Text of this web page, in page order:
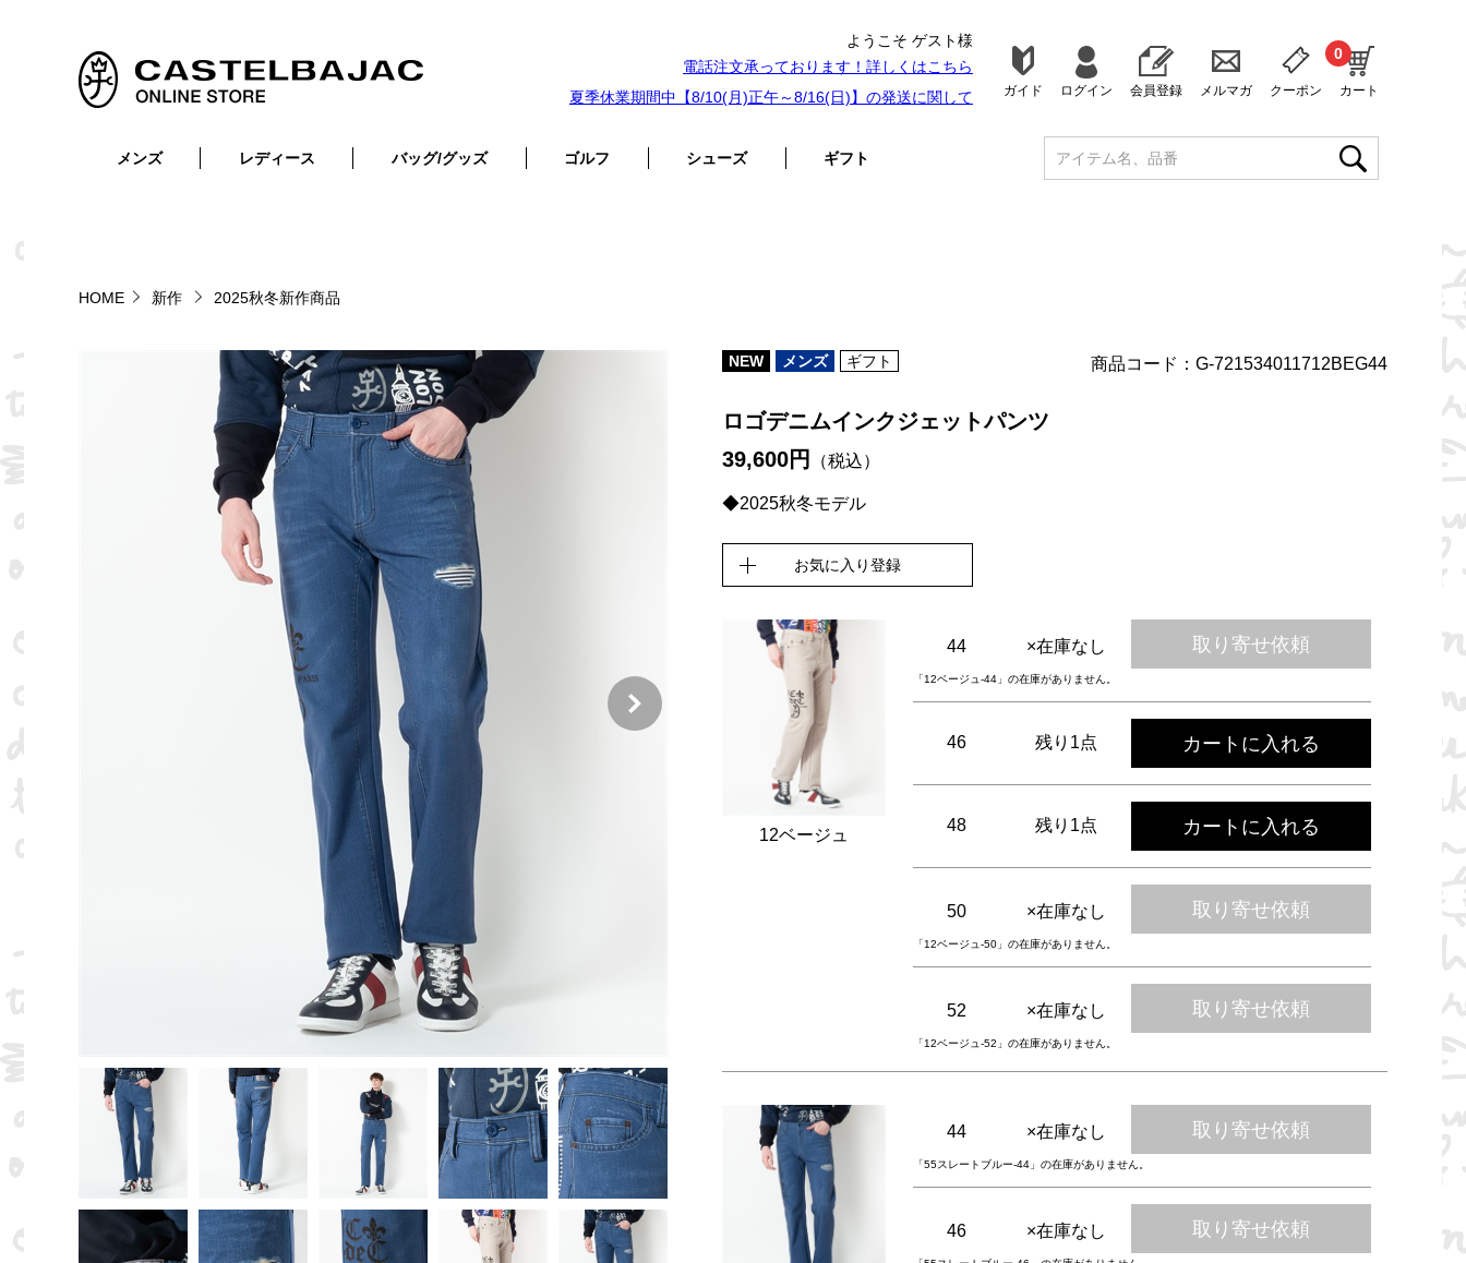
ようこそ ゲスト様
電話注文承っております！詳しくはこちら
夏季休業期間中【8/10(月)正午～8/16(日)】の発送に関して
ガイド ログイン 会員登録 メルマガ クーポン カート
0
メンズ レディース バッグ/グッズ
リュック・ボストン・キャリー
ゴルフ シューズ ギフト
HOME 新作 2025秋冬新作商品
NEW メンズ ギフト 商品コード：G-721534011712BEG44
ロゴデニムインクジェットパンツ
39,600円
（税込）
◆2025秋冬モデル
お気に入り登録
12ベージュ
44 ×在庫なし 取り寄せ依頼
「12ベージュ-44」の在庫がありません。
46 残り1点 カートに入れる
48 残り1点 カートに入れる
50 ×在庫なし 取り寄せ依頼
「12ベージュ-50」の在庫がありません。
52 ×在庫なし 取り寄せ依頼
「12ベージュ-52」の在庫がありません。
44 ×在庫なし 取り寄せ依頼
「55スレートブルー-44」の在庫がありません。
46 ×在庫なし 取り寄せ依頼